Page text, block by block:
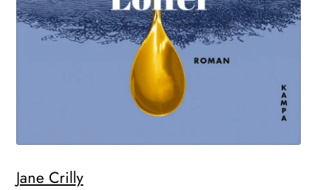
Jane Crilly